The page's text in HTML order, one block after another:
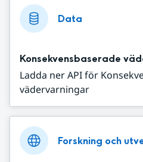
Data
Konsekvensbaserade
Ladda ner API för
vädervarningar
Forskning och